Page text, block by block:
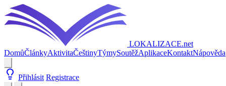
LOKALIZACE.net
DomůČlánkyAktivitaČeštinyTýmySoutěžAplikaceKontaktNápověda
Přihlásit Registrace